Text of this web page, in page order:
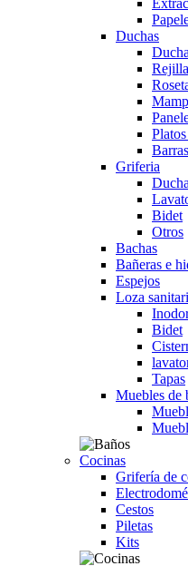
Duchas
Griferia
Bidet
Otros
Bachas
Bañeras e
Espejos
Loza
Bidet
Tapas
Muebles de
Cocinas
Grifería de
Cestos
Piletas
Kits